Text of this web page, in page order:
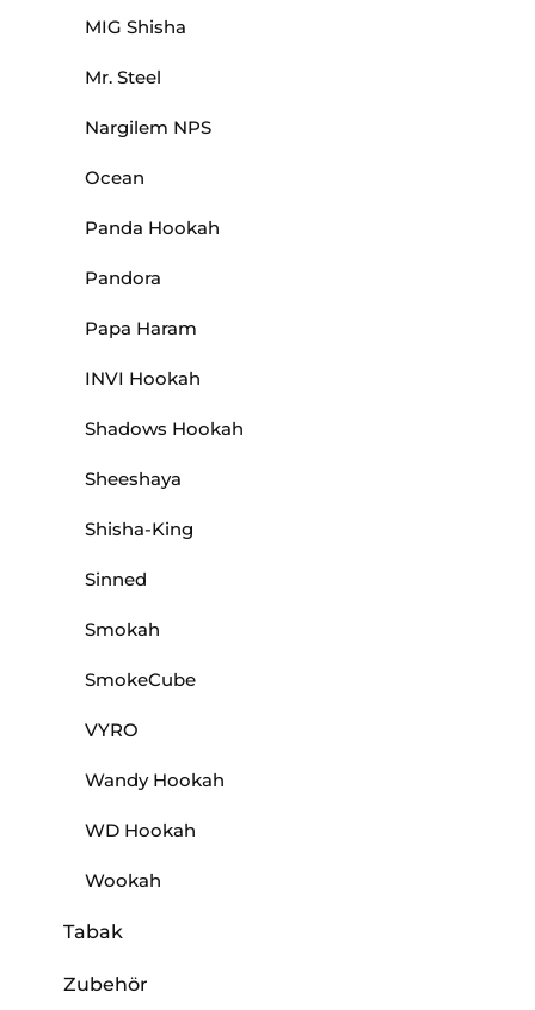
MIG Shisha
Mr. Steel
Nargilem NPS
Ocean
Panda Hookah
Pandora
Papa Haram
INVI Hookah
Shadows Hookah
Sheeshaya
Shisha-King
Sinned
Smokah
SmokeCube
VYRO
Wandy Hookah
WD Hookah
Wookah
Tabak
Zubehör